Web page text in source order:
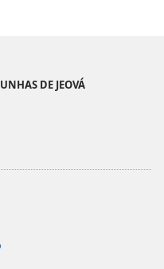
DE JEOVÁ